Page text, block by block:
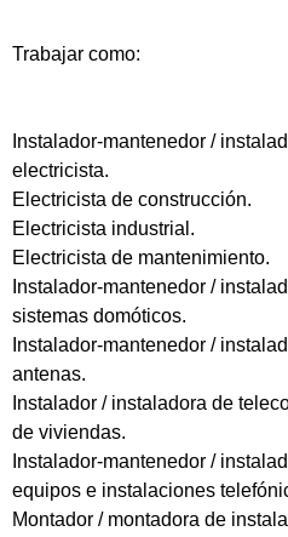
Trabajar como:
Instalador-mantenedor /
electricista.
Electricista de construcción.
Electricista industrial.
Electricista de mantenimiento.
Instalador-mantenedor /
sistemas domóticos.
Instalador-mantenedor /
antenas.
Instalador / instaladora de
de viviendas.
Instalador-mantenedor /
equipos e instalaciones
Montador / montadora de